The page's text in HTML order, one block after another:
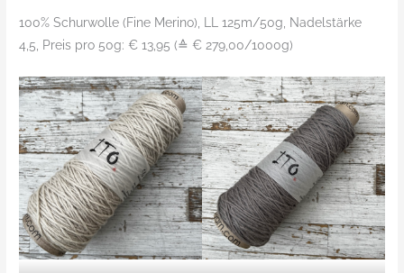
100% Schurwolle (Fine Merino), LL 125m/50g, Nadelstärke
4,5, Preis pro 50g: € 13,95 (≙ € 279,00/1000g)